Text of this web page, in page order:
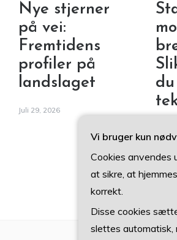
Nye stjerner
på vei:
Fremtidens
profiler på
landslaget
Juli 29, 2026
Vi bruger kun
Cookies anvendes
at sikre, at
korrekt.
Disse cookies
slettes automatisk,